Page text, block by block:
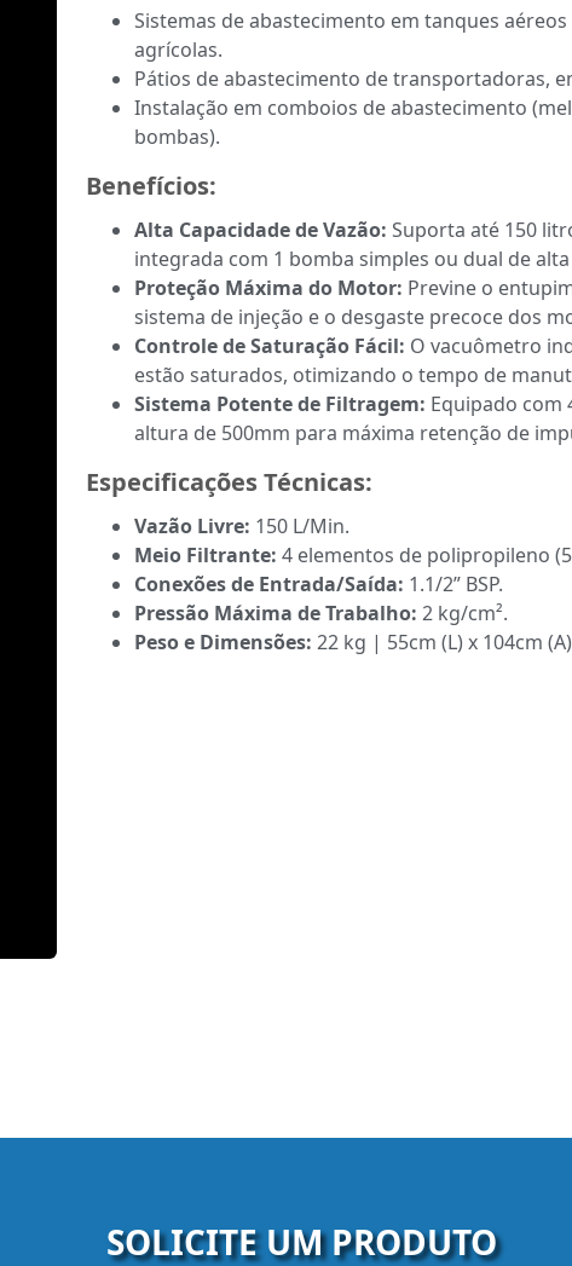
Sistemas de abastecimento em tanques
agrícolas.
Pátios de abastecimento de transportadoras,
Instalação em comboios de abastecimento
bombas).
Benefícios:
Alta Capacidade de Vazão: Suporta até 150
integrada com 1 bomba simples ou dual de
Proteção Máxima do Motor: Previne o
sistema de injeção e o desgaste precoce dos
Controle de Saturação Fácil: O vacuômetro
estão saturados, otimizando o tempo de
Sistema Potente de Filtragem: Equipado
altura de 500mm para máxima retenção de
Especificações Técnicas:
Vazão Livre: 150 L/Min.
Meio Filtrante: 4 elementos de polipropileno
Conexões de Entrada/Saída: 1.1/2” BSP.
Pressão Máxima de Trabalho: 2 kg/cm².
Peso e Dimensões: 22 kg | 55cm (L) x 104cm
SOLICITE UM PRODUTO